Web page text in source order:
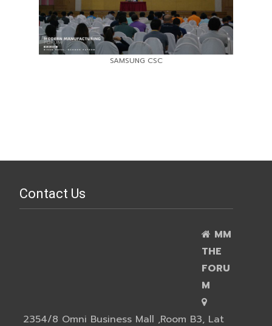
SAMSUNG CSC
Contact Us
MM
THE
FORU
M
2354/8 Omni Business Mall ,Room B3, Lat